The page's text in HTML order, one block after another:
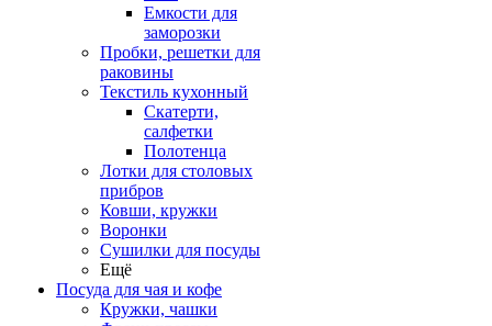
Емкости для
заморозки
Пробки, решетки для
раковины
Текстиль кухонный
Скатерти,
салфетки
Полотенца
Лотки для столовых
прибров
Ковши, кружки
Воронки
Сушилки для посуды
Ещё
Посуда для чая и кофе
Кружки, чашки